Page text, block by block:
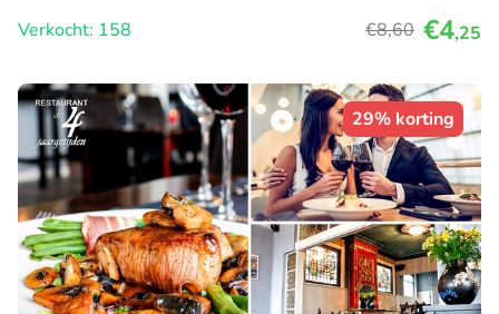
Verkocht: 158
€8,60 €4,25
29% korting